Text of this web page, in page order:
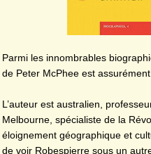
Parmi les innombrables
de Peter McPhee est
L’auteur est australien,
Melbourne, spécialiste de la
éloignement géographique et
de voir Robespierre sous un